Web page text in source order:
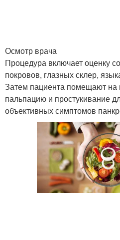
Хронический
панкреатит
Билиарный панкреатит
Наследственный
панкреатит
Осмотр врача
Процедура включает оценку
покровов, глазных склер,
Затем пациента помещают на
пальпацию и простукивание
объективных симптомов